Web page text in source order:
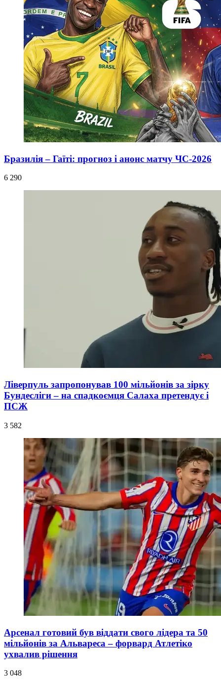
Бразилія – Гаїті: прогноз і анонс матчу ЧС-2026
6 290
Ліверпуль запропонував 100 мільйонів за зірку
Бундесліги – на спадкоємця Салаха претендує і
ПСЖ
3 582
Арсенал готовий був віддати свого лідера та 50
мільйонів за Альвареса – форвард Атлетіко
ухвалив рішення
3 048